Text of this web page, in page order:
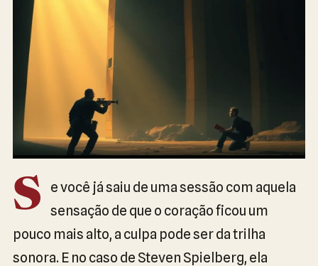
S
e você já saiu de uma sessão com aquela
sensação de que o coração ficou um
pouco mais alto, a culpa pode ser da trilha
sonora. E no caso de Steven Spielberg, ela